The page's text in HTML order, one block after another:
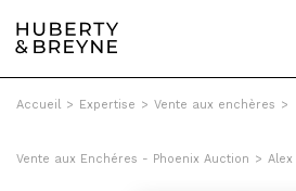
Accueil > Expertise > Vente aux enchères >
Vente aux Enchéres - Phoenix Auction >